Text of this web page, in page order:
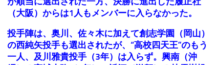
（大阪）からは1人もメンバーに入らなかった。
投手陣は、奥川、佐々木に加えて創志学園（岡山）
の西純矢投手も選出されたが、“高校四天王”のもう
一人、及川雅貴投手（3年）は入らず。興南（沖